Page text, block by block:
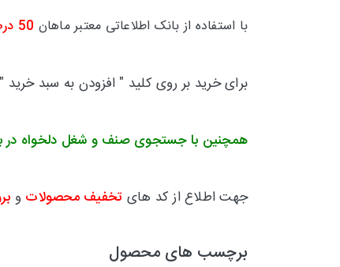
با استفاده از بانک اطلاعاتی معتبر ماهان 50 درصد
برای خرید بر روی کلید " افزودن به سبد خرید
همچنین با جستجوی صنف و شغل دلخواه در
جهت اطلاع از کد های تخفیف محصولات و
برچسب های محصول